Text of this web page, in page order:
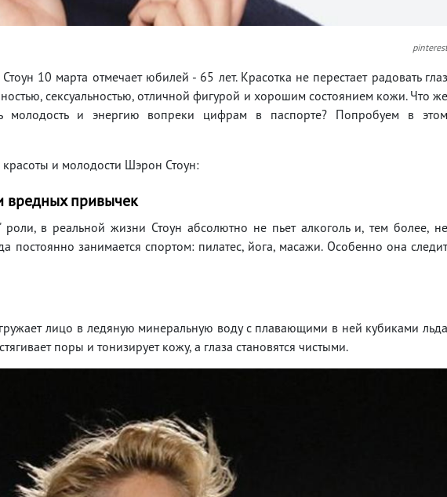
pinterest
10 марта отмечает юбилей - 65 лет. Красотка не перестает радовать глаз
сексуальностью, отличной фигурой и хорошим состоянием кожи. Что же
молодость и энергию вопреки цифрам в паспорте? Попробуем в этом
и молодости Шэрон Стоун:
вредных привычек
в реальной жизни Стоун абсолютно не пьет алкоголь и, тем более, не
постоянно занимается спортом: пилатес, йога, масажи. Особенно она следит
лицо в ледяную минеральную воду с плавающими в ней кубиками льда
поры и тонизирует кожу, а глаза становятся чистыми.